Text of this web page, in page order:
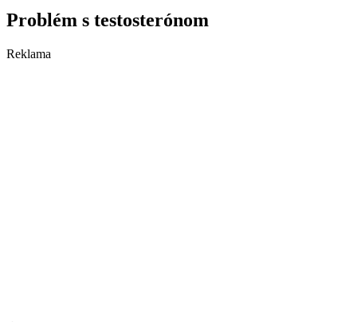
Problém s testosterónom
Reklama